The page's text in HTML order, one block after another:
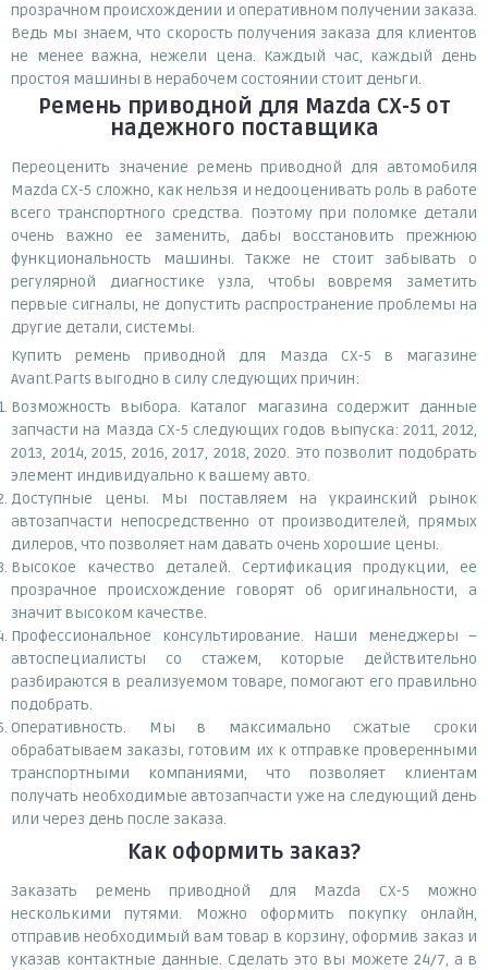
прозрачном происхождении и оперативном получении заказа.
Ведь мы знаем, что скорость получения заказа для клиентов
не менее важна, нежели цена. Каждый час, каждый день
простоя машины в нерабочем состоянии стоит деньги.
Ремень приводной для Mazda CX-5от
надежного поставщика
Переоценить значение ремень приводной для автомобиля
Mazda CX-5 сложно, как нельзя и недооценивать роль в работе
всего транспортного средства. Поэтому при поломке детали
очень важно ее заменить, дабы восстановить прежнюю
функциональность машины. Также не стоит забывать о
регулярной диагностике узла, чтобы вовремя заметить
первые сигналы, не допустить распространение проблемы на
другие детали, системы.
Купить ремень приводной для Мазда СХ-5 в магазине
Avant.Parts выгодно в силу следующих причин:
Возможность выбора. Каталог магазина содержит данные
запчасти на Мазда СХ-5 следующих годов выпуска: 2011, 2012,
2013, 2014, 2015, 2016, 2017, 2018, 2020. Это позволит подобрать
элемент индивидуально к вашему авто.
Доступные цены. Мы поставляем на украинский рынок
автозапчасти непосредственно от производителей, прямых
дилеров, что позволяет нам давать очень хорошие цены.
Высокое качество деталей. Сертификация продукции, ее
прозрачное происхождение говорят об оригинальности, а
значит высоком качестве.
Профессиональное консультирование. Наши менеджеры –
автоспециалисты со стажем, которые действительно
разбираются в реализуемом товаре, помогают его правильно
подобрать.
Оперативность. Мы в максимально сжатые сроки
обрабатываем заказы, готовим их к отправке проверенными
транспортными компаниями, что позволяет клиентам
получать необходимые автозапчасти уже на следующий день
или через день после заказа.
Как оформить заказ?
Заказать ремень приводной для Mazda CX-5 можно
несколькими путями. Можно оформить покупку онлайн,
отправив необходимый вам товар в корзину, оформив заказ и
указав контактные данные. Сделать это вы можете 24/7, а в